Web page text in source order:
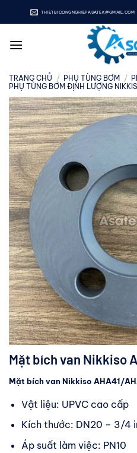
qua
dung
THIETBICONGNGHIEPASATEK@GMAIL.COM
TRANG CHỦ / PHỤ TÙNG BƠM /
PHỤ TÙNG BƠM ĐỊNH LƯỢNG
Mặt bích van Nikkiso
Mặt bích van Nikkiso AHA41/
Vật liệu: UPVC cao cấp
Kích thước: DN20 – 3/4
Áp suất làm việc: PN10